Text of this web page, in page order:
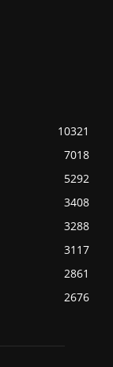
10321
7018
5292
3408
3288
3117
2861
2676